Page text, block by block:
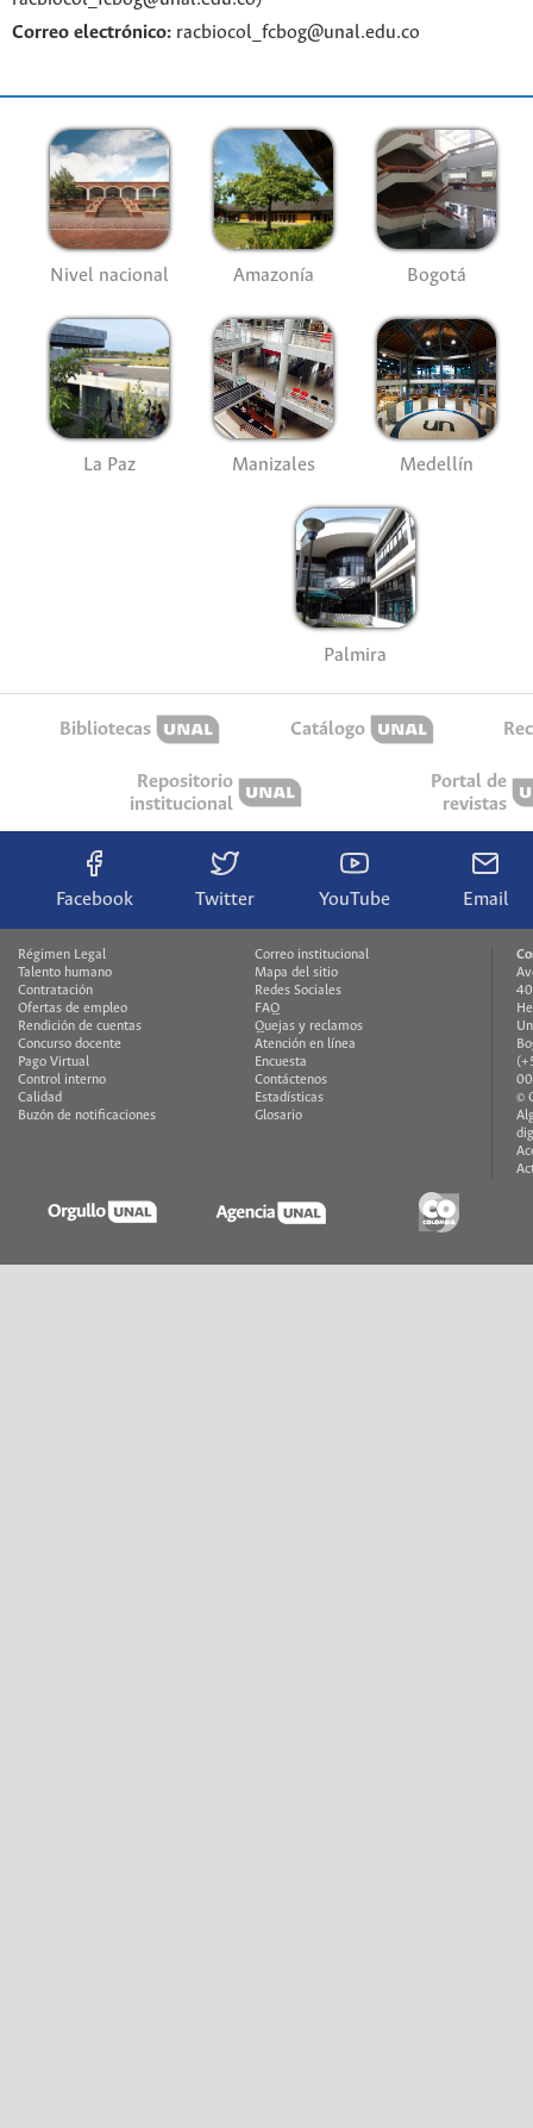
Correo electrónico: racbiocol_fcbog@unal.edu.co
Nivel nacional Amazonía Bogotá
La Paz Manizales Medellín
Palmira
Bibliotecas Catálogo
Repositorio
institucional
Portal de
revistas
Facebook Twitter YouTube Email
Régimen Legal
Talento humano
Contratación
Ofertas de empleo
Rendición de cuentas
Concurso docente
Pago Virtual
Control interno
Calidad
Buzón de notificaciones
Correo institucional
Mapa del sitio
Redes Sociales
FAQ
Quejas y reclamos
Atención en línea
Encuesta
Contáctenos
Estadísticas
Glosario
©